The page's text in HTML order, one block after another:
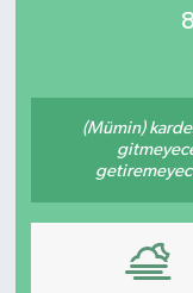
(Mümin)
ÖZEL HABER
RESMİ
SAĞLIK
SİYASET